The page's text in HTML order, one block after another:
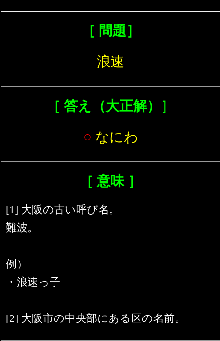
［ 問題］
浪速
［ 答え（大正解）］
○ なにわ
［ 意味 ］
[1] 大阪の古い呼び名。
難波。
例）
・浪速っ子
[2] 大阪市の中央部にある区の名前。